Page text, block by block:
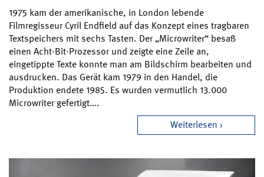
1975 kam der amerikanische, in London lebende
Filmregisseur Cyril Endfield auf das Konzept eines tragbaren
Textspeichers mit sechs Tasten. Der „Microwriter“ besaß
einen Acht-Bit-Prozessor und zeigte eine Zeile an,
eingetippte Texte konnte man am Bildschirm bearbeiten und
ausdrucken. Das Gerät kam 1979 in den Handel, die
Produktion endete 1985. Es wurden vermutlich 13.000
Microwriter gefertigt….
Weiterlesen